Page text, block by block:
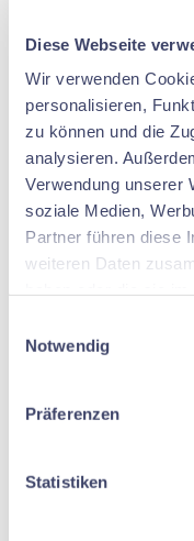
Diese Webseite
Wir verwenden
personalisieren,
zu können und die
analysieren.
Verwendung unserer
soziale Medien,
Partner führen diese
weiteren Daten
Notwendig
Präferenzen
Statistiken
Himmelfahrts-/
mit einem
Bäckerei
Erstes
dem
wir eine kleine
Von hier aus
Flugplatz
schöne Zeit, in